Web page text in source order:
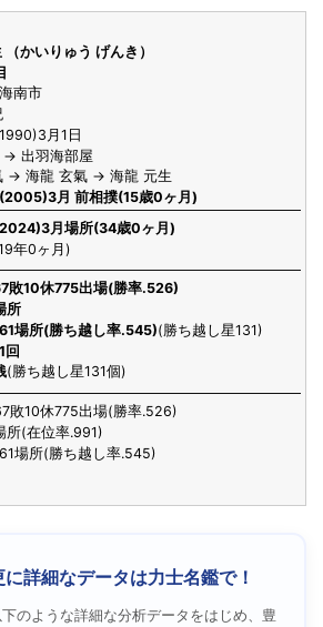
かいりゅう げんき）
南市
月1日
→ 出羽海部屋
→ 海龍 玄氣 → 海龍 元生
月 前相撲(15歳0ヶ月)
月場所(34歳0ヶ月)
年0ヶ月)
敗10休775出場(勝率.526)
所
場所(勝ち越し率.545)(勝ち越し星131)
回
(勝ち越し星131個)
敗10休775出場(勝率.526)
所(在位率.991)
場所(勝ち越し率.545)
詳細なデータは力士名鑑で！
のような詳細な分析データをはじめ、豊